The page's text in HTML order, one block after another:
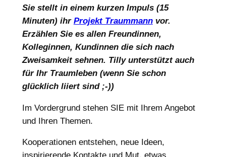
Sie stellt in einem kurzen Impuls (15
Minuten) ihr Projekt Traummannvor.
Erzählen Sie es allen Freundinnen,
Kolleginnen, Kundinnen die sich nach
Zweisamkeit sehnen. Tilly unterstützt auch
für Ihr Traumleben (wenn Sie schon
glücklich liiert sind ;-))
Im Vordergrund stehen SIE mit Ihrem Angebot
und Ihren Themen.
Kooperationen entstehen, neue Ideen,